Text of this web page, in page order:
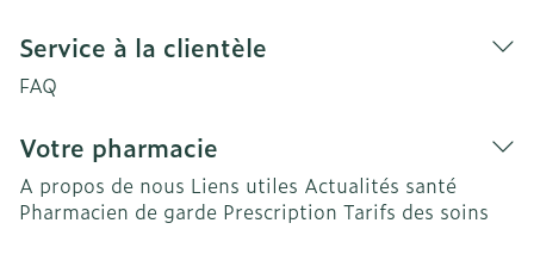
Service à la clientèle
FAQ
Votre pharmacie
A propos de nous Liens utiles Actualités santé
Pharmacien de garde Prescription Tarifs des soins